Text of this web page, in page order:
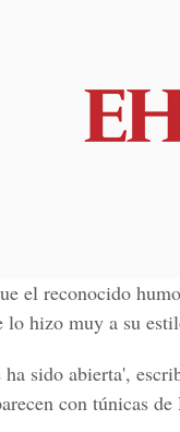
el reconocido
lo hizo muy a su
ha sido abierta',
con túnicas